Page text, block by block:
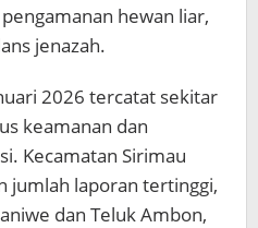
hewan liar,
jenazah.
2026 tercatat sekitar
keamanan dan
Kecamatan Sirimau
jumlah laporan tertinggi,
dan Teluk Ambon,